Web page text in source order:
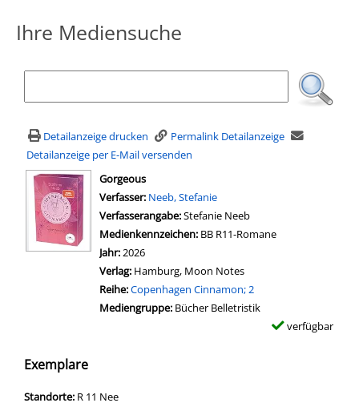
Ihre Mediensuche
Detailanzeige drucken
Permalink Detailanzeige
Detailanzeige per E-Mail versenden
wird in neuem Tab geöffnet
Gorgeous
Verfasser: Suche nach diesem Verfasser
Neeb, Stefanie
Verfasserangabe:Stefanie Neeb
Medienkennzeichen: BB R11-Romane
Jahr:2026
Verlag: Hamburg, Moon Notes
Reihe:Copenhagen Cinnamon; 2
Mediengruppe: Bücher Belletristik
verfügbar
Exemplare
Standorte: R 11 Nee